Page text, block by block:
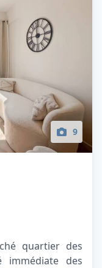
9
quartier des
immédiate des